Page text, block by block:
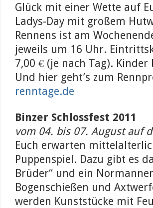
Glück mit einer Wette auf
Ladys-Day mit großem
Rennens ist am
jeweils um 16 Uhr.
7,00 € (je nach Tag).
Und hier geht’s zum
renntage.de
Binzer Schlossfest 2011
vom 04. bis 07. August auf
Euch erwarten
Puppenspiel. Dazu gibt es
Brüder“ und ein
Bogenschießen und
werden Kunststücke mit